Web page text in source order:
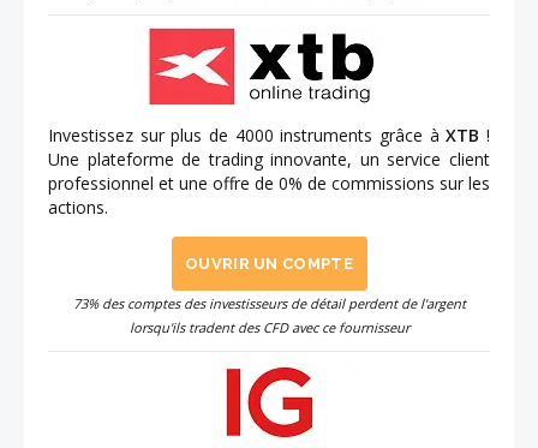
Investissez sur plus de 4000 instruments grâce àXTB !
Une plateforme de trading innovante, un service client
professionnel et une offre de 0% de commissions sur les
actions.
OUVRIR UN COMPTE
73% des comptes des investisseurs de détail perdent de l'argent
lorsqu'ils tradent des CFD avec ce fournisseur